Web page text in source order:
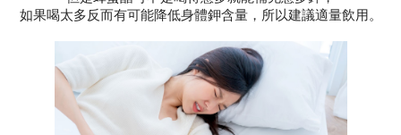
如果喝太多反而有可能降低身體鉀含量，所以建議適量飲用。